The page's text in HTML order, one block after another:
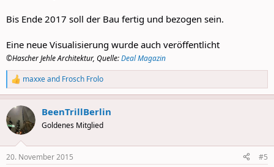
Bis Ende 2017 soll der Bau fertig und bezogen sein.
Eine neue Visualisierung wurde auch veröffentlicht
©Hascher Jehle Architektur, Quelle:Deal Magazin
R
e
a
c
t
i
s
maxxeand Frosch Frolo
BeenTrillBerlin
Goldenes Mitglied
20. November 2015 #5